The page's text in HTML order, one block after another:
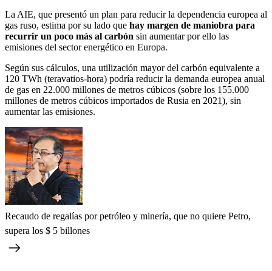
La AIE, que presentó un plan para reducir la dependencia europea al
gas ruso, estima por su lado que hay margen de maniobra para
recurrir un poco más al carbón sin aumentar por ello las
emisiones del sector energético en Europa.
Según sus cálculos, una utilización mayor del carbón equivalente a
120 TWh (teravatios-hora) podría reducir la demanda europea anual
de gas en 22.000 millones de metros cúbicos (sobre los 155.000
millones de metros cúbicos importados de Rusia en 2021), sin
aumentar las emisiones.
Recaudo de regalías por petróleo y minería, que no quiere Petro,
supera los $ 5 billones